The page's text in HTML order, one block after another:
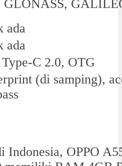
GLONASS,
ada
ada
C 2.0, OTG
(di samping),
OPPO